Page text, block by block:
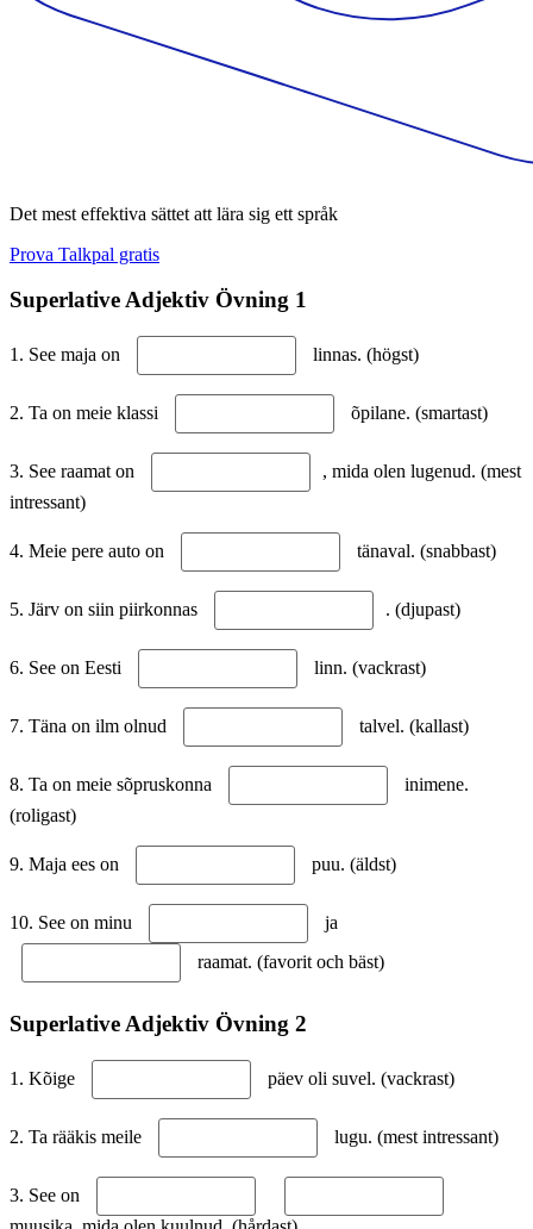
Det mest effektiva sättet att lära sig ett språk
Prova Talkpal gratis
Superlative Adjektiv Övning 1
1. See maja on linnas. (högst)
2. Ta on meie klassi õpilane. (smartast)
3. See raamat on
, mida olen lugenud. (mest
intressant)
4. Meie pere auto on tänaval. (snabbast)
5. Järv on siin piirkonnas . (djupast)
6. See on Eesti linn. (vackrast)
7. Täna on ilm olnud talvel. (kallast)
8. Ta on meie sõpruskonna
inimene.
(roligast)
9. Maja ees on puu. (äldst)
10. See on minu
ja
raamat. (favorit och bäst)
Superlative Adjektiv Övning 2
1. Kõige päev oli suvel. (vackrast)
2. Ta rääkis meile lugu. (mest intressant)
3. See on